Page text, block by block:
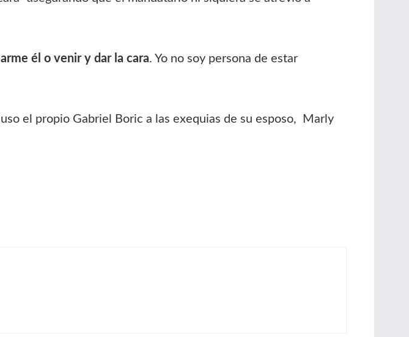
él o venir y dar la cara. Yo no soy persona de estar
el propio Gabriel Boric a las exequias de su esposo, Marly